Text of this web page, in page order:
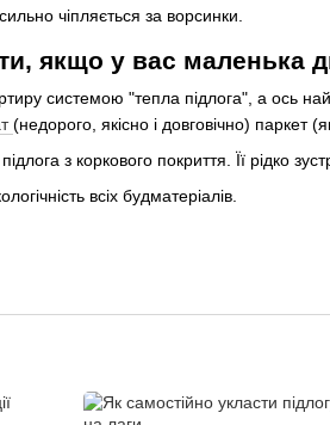
чіпляється за ворсинки.
якщо у вас маленька
системою "тепла підлога", а ось
(недорого, якісно і довговічно) паркет
з коркового покриття. Її рідко
всіх будматеріалів.